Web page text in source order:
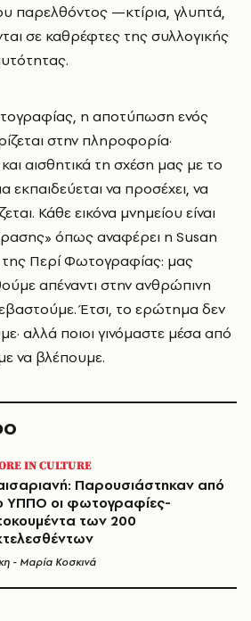
παρελθόντος —κτίρια, γλυπτά,
σε καθρέφτες της συλλογικής
η αποτύπωση ενός
στην πληροφορία·
αισθητικά τη σχέση μας με το
να προσέχει, να
Κάθε εικόνα μνημείου είναι
όπως αναφέρει η Susan
Περί Φωτογραφίας: μας
απέναντι στην ανθρώπινη
Έτσι, το ερώτημα δεν
αλλά ποιοι γινόμαστε μέσα από
να βλέπουμε.
IN CULTURE
Παρουσιάστηκαν από
ΥΠΠΟ οι φωτογραφίες-
των 200
- Μαρία Κοσκινά